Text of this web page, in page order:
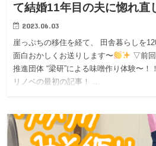
て結婚11年目の夫に惚れ直
2023.06.03
崖っぷちの移住を経て、 田舎暮らしを
面白おかしくお送りします〜
▽前回
推進団体 “梁研”による味噌作り体験〜
リノベの最初の記事！ …